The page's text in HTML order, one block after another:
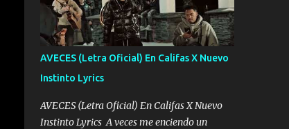
AVECES (Letra Oficial) En Califas X Nuevo
Instinto Lyrics
AVECES (Letra Oficial) En Califas X Nuevo
Instinto Lyrics A veces me enciendo un